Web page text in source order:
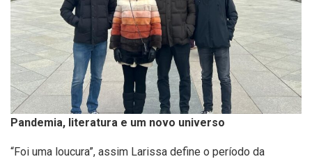
Pandemia, literatura e um novo universo
“Foi uma loucura”, assim Larissa define o período da